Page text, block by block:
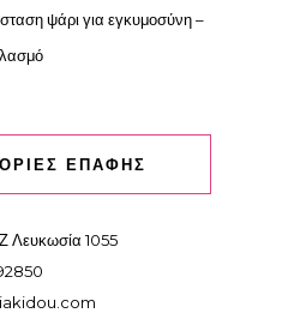
ψάρι για εγκυμοσύνη –
ΕΠΑΦΗΣ
Λευκωσία 1055